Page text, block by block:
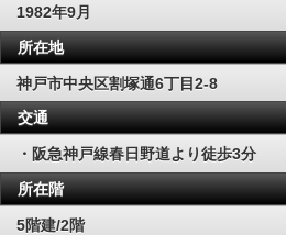
1982年9月
所在地
神戸市中央区割塚通6丁目2-8
交通
・阪急神戸線春日野道より徒歩3分
所在階
5階建/2階